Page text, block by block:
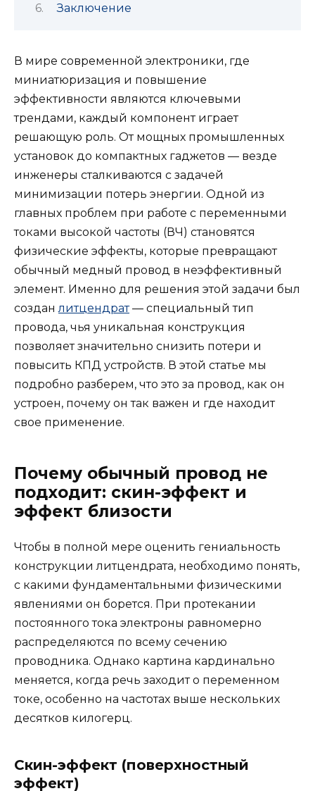
Заключение
В мире современной электроники, где
миниатюризация и повышение
эффективности являются ключевыми
трендами, каждый компонент играет
решающую роль. От мощных промышленных
установок до компактных гаджетов — везде
инженеры сталкиваются с задачей
минимизации потерь энергии. Одной из
главных проблем при работе с переменными
токами высокой частоты (ВЧ) становятся
физические эффекты, которые превращают
обычный медный провод в неэффективный
элемент. Именно для решения этой задачи был
созданлитцендрат— специальный тип
провода, чья уникальная конструкция
позволяет значительно снизить потери и
повысить КПД устройств. В этой статье мы
подробно разберем, что это за провод, как он
устроен, почему он так важен и где находит
свое применение.
Почему обычный провод не
подходит: скин-эффект и
эффект близости
Чтобы в полной мере оценить гениальность
конструкции литцендрата, необходимо понять,
с какими фундаментальными физическими
явлениями он борется. При протекании
постоянного тока электроны равномерно
распределяются по всему сечению
проводника. Однако картина кардинально
меняется, когда речь заходит о переменном
токе, особенно на частотах выше нескольких
десятков килогерц.
Скин-эффект (поверхностный
эффект)